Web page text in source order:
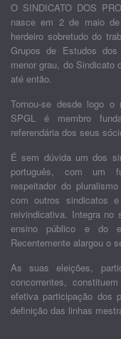
O SINDICATO DOS
nasce em 2 de maio
herdeiro sobretudo do
Grupos de Estudos
menor grau, do Sindicato
até então.
Tornou-se desde logo
SPGL é membro
referendária dos seus
É sem dúvida um dos
português, com um
respeitador do
com outros sindicatos
reivindicativa. Integra no
ensino público e do
Recentemente alargou o
As suas eleições,
concorrentes,
efetiva participação dos
definição das linhas